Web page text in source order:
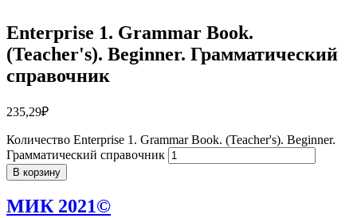
Enterprise 1. Grammar Book.
(Teacher's). Beginner. Грамматический
справочник
235,29₽
Количество Enterprise 1. Grammar Book. (Teacher's). Beginner.
Грамматический справочник
В корзину
МИК 2021©